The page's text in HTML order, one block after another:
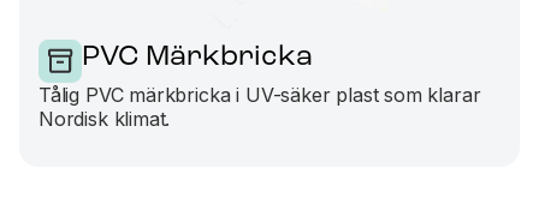
PVC Märkbricka
Tålig PVC märkbricka i UV-säker plast som klarar
Nordisk klimat.